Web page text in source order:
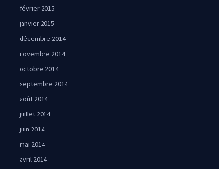
février 2015
janvier 2015
décembre 2014
novembre 2014
octobre 2014
septembre 2014
août 2014
juillet 2014
juin 2014
mai 2014
avril 2014